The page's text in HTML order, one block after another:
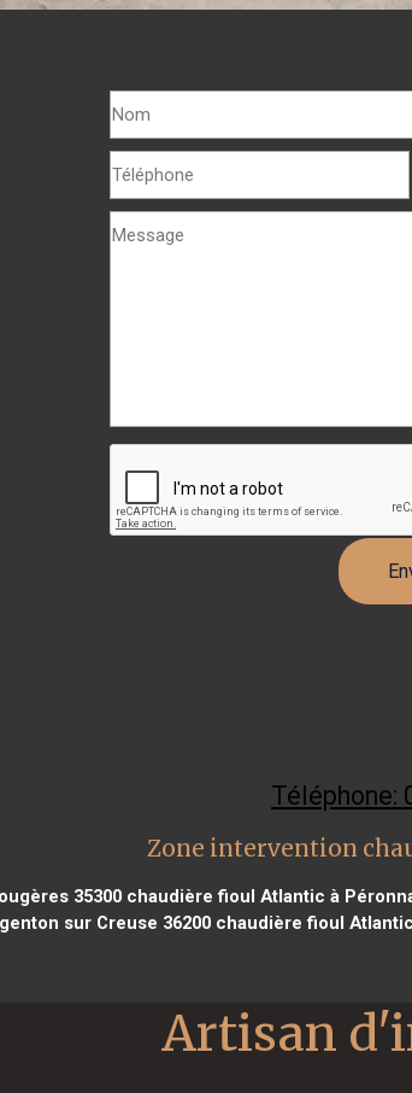
Téléphone:
Zone intervention
35300chaudière fioul Atlantic à
sur Creuse 36200chaudière fioul Atlantic
Artisan